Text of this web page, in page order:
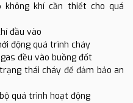
không khí cần thiết cho quá
đầu vào
động quá trình cháy
đều vào buồng đốt
thái cháy để đảm bảo an
quá trình hoạt động